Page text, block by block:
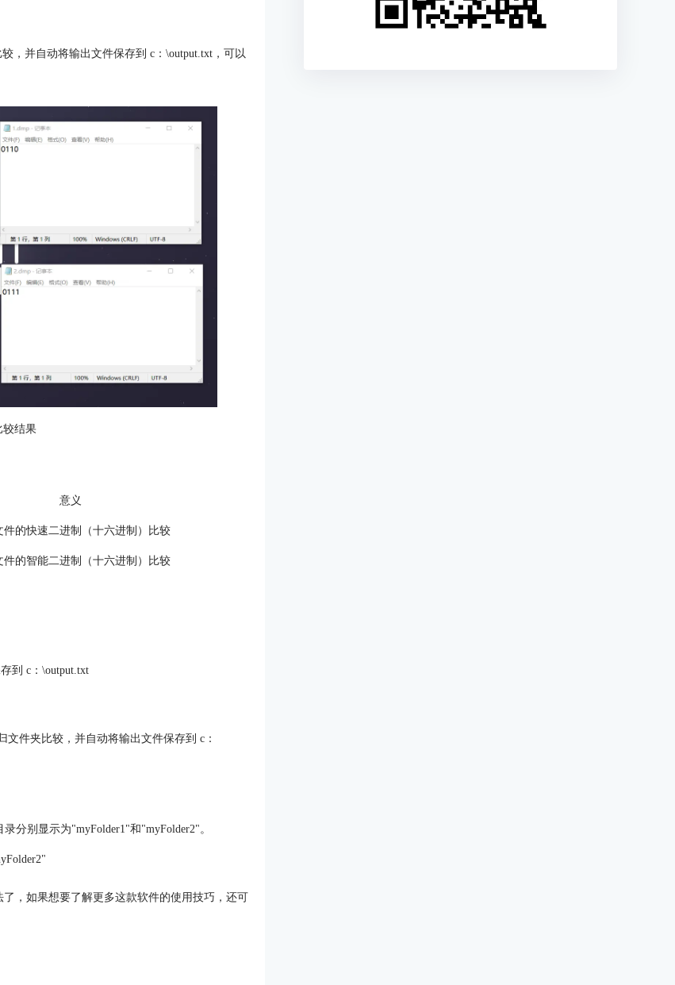
，并自动将输出文件保存到 c：\output.txt，可以
较结果
意义
件的快速二进制（十六进制）比较
件的智能二进制（十六进制）比较
到 c：\output.txt
件夹比较，并自动将输出文件保存到 c：
分别显示为"myFolder1"和"myFolder2"。
，如果想要了解更多这款软件的使用技巧，还可